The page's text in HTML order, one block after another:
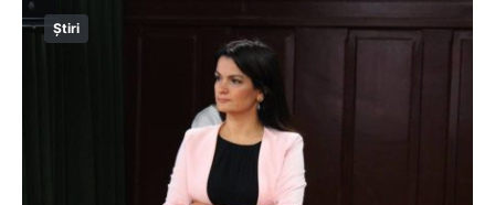
Știri